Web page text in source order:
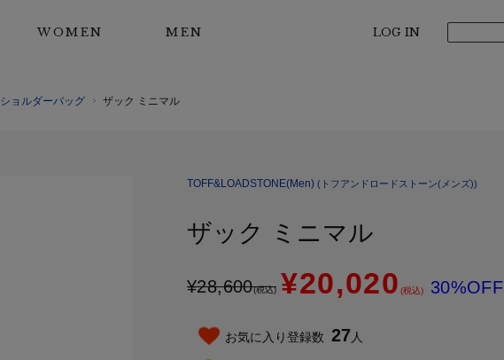
WOMEN MEN LOG IN
ショルダーバッグ ザック ミニマル
TOFF&LOADSTONE(Men) (トフアンドロードストーン(メンズ))
ザック ミニマル
¥28,600(税込) ¥20,020 (税込) 30%OFF
お気に入り登録数 27人